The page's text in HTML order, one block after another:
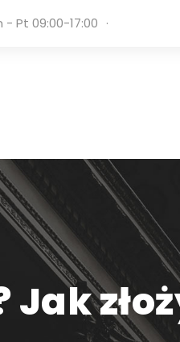
- Pt 09:00-17:00 ·